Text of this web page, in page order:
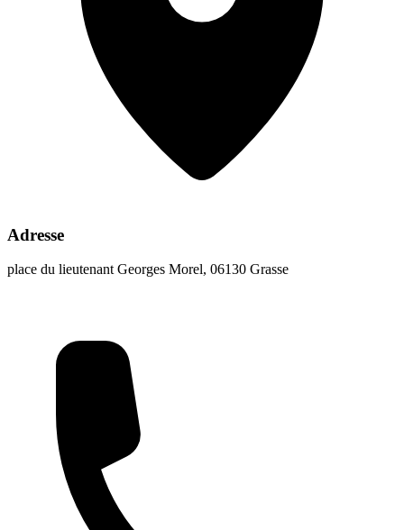
Adresse
place du lieutenant Georges Morel, 06130 Grasse